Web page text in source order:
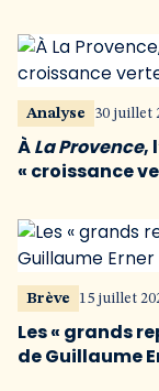
Analyse 30 juillet
ÀLa Provence,
« croissance
Brève 15 juillet
Les « grands
de Guillaume